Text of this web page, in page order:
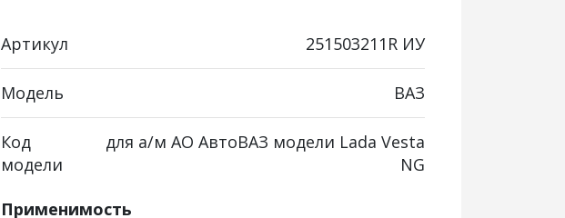
Артикул 251503211R ИУ
Модель ВАЗ
Код
модели
для а/м АО АвтоВАЗ модели Lada Vesta
NG
Применимость